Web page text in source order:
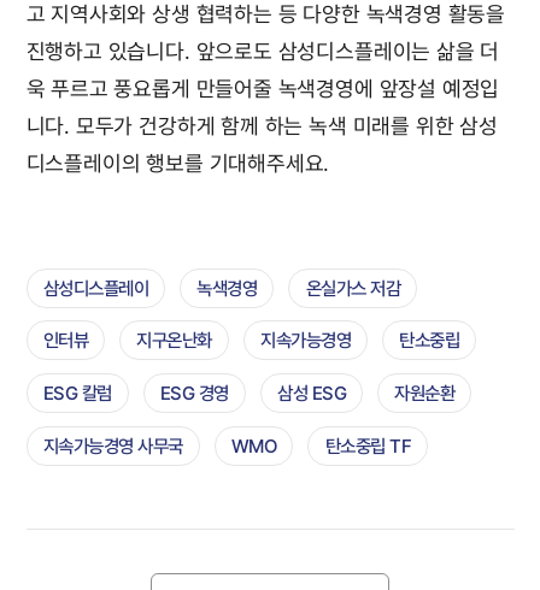
고 지역사회와 상생 협력하는 등 다양한 녹색경영 활동을
진행하고 있습니다. 앞으로도 삼성디스플레이는 삶을 더
욱 푸르고 풍요롭게 만들어줄 녹색경영에 앞장설 예정입
니다. 모두가 건강하게 함께 하는 녹색 미래를 위한 삼성
디스플레이의 행보를 기대해주세요.
삼성디스플레이 녹색경영 온실가스 저감
인터뷰 지구온난화 지속가능경영 탄소중립
ESG 칼럼 ESG 경영 삼성 ESG 자원순환
지속가능경영 사무국 WMO 탄소중립 TF